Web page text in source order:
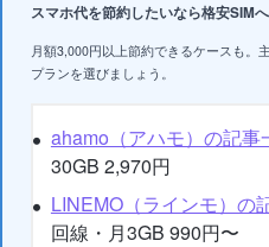
スマホ代を節約したいなら格安SIM
月額3,000円以上節約できるケースも。
プランを選びましょう。
ahamo（アハモ）の記事
30GB 2,970円
LINEMO（ラインモ）の
回線・月3GB 990円〜